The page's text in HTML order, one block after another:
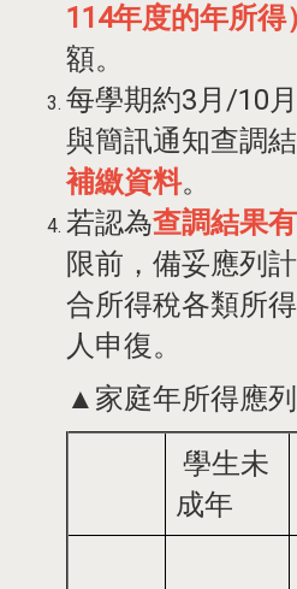
114年度的年所得）
額。
每學期約3月/10
與簡訊通知查調結
補繳資料。
若認為查調結果
限前，備妥應列
合所得稅各類所
人申復。
▲家庭年所得應列
學生未
成年